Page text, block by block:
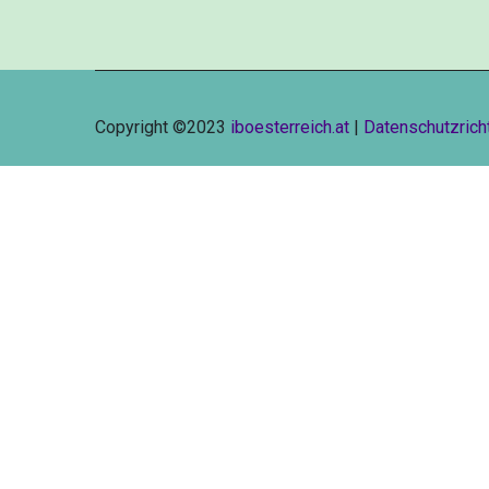
Copyright ©2023 iboesterreich.at |